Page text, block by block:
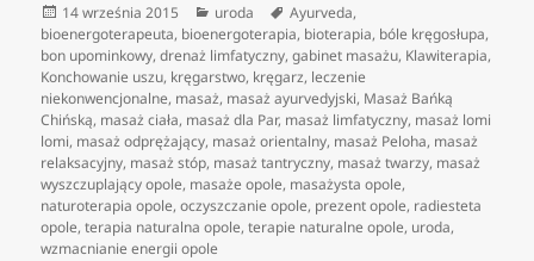
Data
publikacji
14 września 2015 Kategorie
uroda Tagi
Ayurveda,
bioenergoterapeuta, bioenergoterapia, bioterapia, bóle kręgosłupa,
bon upominkowy,drenaż limfatyczny,gabinet masażu, Klawiterapia,
Konchowanie uszu, kręgarstwo, kręgarz, leczenie
niekonwencjonalne, masaż, masaż ayurvedyjski, Masaż Bańką
Chińską, masaż ciała, masaż dla Par, masaż limfatyczny, masaż lomi
lomi, masaż odprężający, masaż orientalny, masaż Peloha, masaż
relaksacyjny, masaż stóp, masaż tantryczny, masaż twarzy, masaż
wyszczuplający opole, masaże opole, masażysta opole,
naturoterapia opole,oczyszczanie opole, prezent opole, radiesteta
opole,terapia naturalna opole,terapie naturalne opole, uroda,
wzmacnianie energii opole